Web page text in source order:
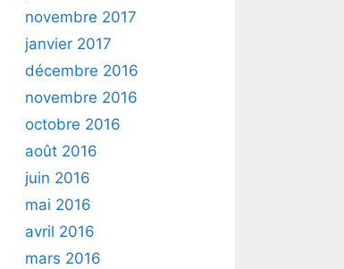
novembre 2017
janvier 2017
décembre 2016
novembre 2016
octobre 2016
août 2016
juin 2016
mai 2016
avril 2016
mars 2016